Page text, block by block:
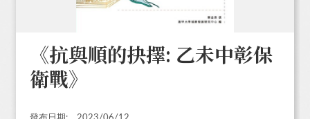
《抗與順的抉擇: 乙未中彰保
衛戰》